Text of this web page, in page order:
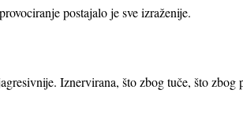
postajalo je sve izraženije.
Iznervirana, što zbog tuče, što